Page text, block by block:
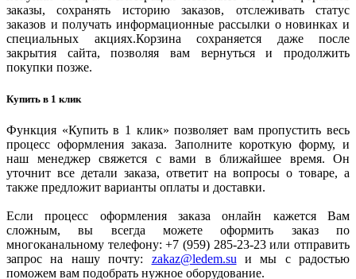
заказы, сохранять историю заказов, отслеживать статус
заказов и получать информационные рассылки о новинках и
специальных акциях.Корзина сохраняется даже после
закрытия сайта, позволяя вам вернуться и продолжить
покупки позже.
Купить в 1 клик
Функция «Купить в 1 клик» позволяет вам пропустить весь
процесс оформления заказа. Заполните короткую форму, и
наш менеджер свяжется с вами в ближайшее время. Он
уточнит все детали заказа, ответит на вопросы о товаре, а
также предложит варианты оплаты и доставки.
Если процесс оформления заказа онлайн кажется Вам
сложным, вы всегда можете оформить заказ по
многоканальному телефону: +7 (959) 285-23-23 или отправить
запрос на нашу почту: zakaz@ledem.su и мы с радостью
поможем вам подобрать нужное оборудование.